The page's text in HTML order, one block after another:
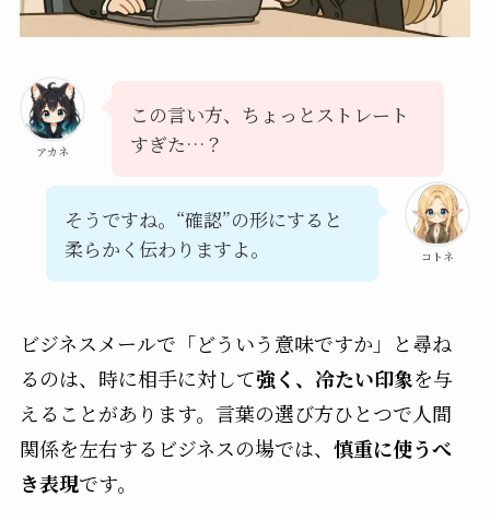
アカネ
この言い方、ちょっとストレート
すぎた…？
コトネ
そうですね。“確認”の形にすると
柔らかく伝わりますよ。
ビジネスメールで「どういう意味ですか」と尋ね
るのは、時に相手に対して強く、冷たい印象を与
えることがあります。言葉の選び方ひとつで人間
関係を左右するビジネスの場では、 慎重に使うべ
き表現です。